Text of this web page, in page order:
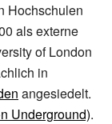
Hochschulen
als externe
of London
in
angesiedelt.
Underground).